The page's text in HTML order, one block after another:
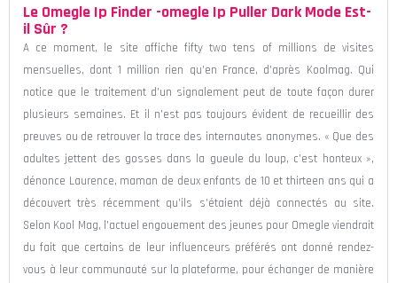
Le Omegle Ip Finder -omegle Ip Puller Dark Mode Est-
il Sûr ?
A ce moment, le site affiche fifty two tens of millions de visites
mensuelles, dont 1 million rien qu’en France, d’après Koolmag. Qui
notice que le traitement d’un signalement peut de toute façon durer
plusieurs semaines. Et il n’est pas toujours évident de recueillir des
preuves ou de retrouver la trace des internautes anonymes. « Que des
adultes jettent des gosses dans la gueule du loup, c’est honteux »,
dénonce Laurence, maman de deux enfants de 10 et thirteen ans qui a
découvert très récemment qu’ils s’étaient déjà connectés au site.
Selon Kool Mag, l’actuel engouement des jeunes pour Omegle viendrait
du fait que certains de leur influenceurs préférés ont donné rendez-
vous à leur communauté sur la plateforme, pour échanger de manière